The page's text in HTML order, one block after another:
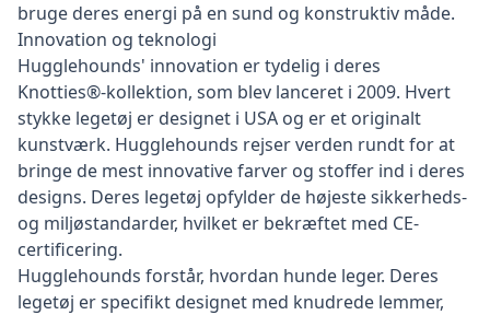
bruge deres energi på en sund og konstruktiv måde.
Innovation og teknologi
Hugglehounds' innovation er tydelig i deres
Knotties®-kollektion, som blev lanceret i 2009. Hvert
stykke legetøj er designet i USA og er et originalt
kunstværk. Hugglehounds rejser verden rundt for at
bringe de mest innovative farver og stoffer ind i deres
designs. Deres legetøj opfylder de højeste sikkerheds-
og miljøstandarder, hvilket er bekræftet med CE-
certificering.
Hugglehounds forstår, hvordan hunde leger. Deres
legetøj er specifikt designet med knudrede lemmer,